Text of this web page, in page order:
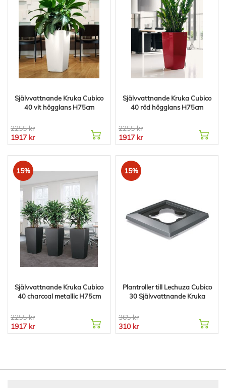
Självvattnande Kruka Cubico
40 vit högglans H75cm
2255 kr
1917 kr
Självvattnande Kruka Cubico
40 röd högglans H75cm
2255 kr
1917 kr
15%
Självvattnande Kruka Cubico
40 charcoal metallic H75cm
2255 kr
1917 kr
15%
Plantroller till Lechuza Cubico
30 Självvattnande Kruka
365 kr
310 kr